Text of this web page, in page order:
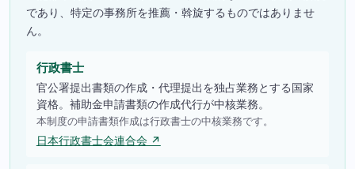
であり、特定の事務所を推薦・斡旋するものではありませ
ん。
行政書士
官公署提出書類の作成・代理提出を独占業務とする国家
資格。補助金申請書類の作成代行が中核業務。
本制度の申請書類作成は行政書士の中核業務です。
日本行政書士会連合会 ↗